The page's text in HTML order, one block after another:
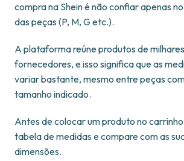
compra na Shein é não confiar apenas
das peças (P, M, G etc.).
A plataforma reúne produtos de
fornecedores, e isso significa que as
variar bastante, mesmo entre peças
tamanho indicado.
Antes de colocar um produto no
tabela de medidas e compare com as
dimensões.